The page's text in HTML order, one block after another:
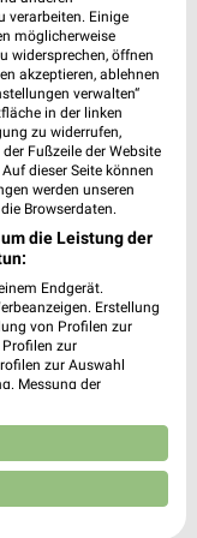
4,9 km
ab 03.08.
Discount
verarbeiten. Einige
möglicherweise
widersprechen, öffnen
akzeptieren, ablehnen
verwalten“
in der linken
zu widerrufen,
Fußzeile der Website
dieser Seite können
werden unseren
Browserdaten.
die Leistung der
Endgerät.
Erstellung
von Profilen zur
zur
zur Auswahl
Messung der
Entwicklung und
Daten zur Auswahl
und in die